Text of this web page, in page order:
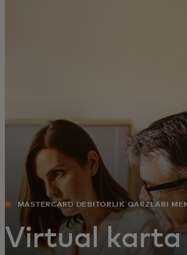
Innovatorlar uchun
Yangiliklar va trendlar
MASTERCARD DEBITORLIK QARZLARI
Virtual karta